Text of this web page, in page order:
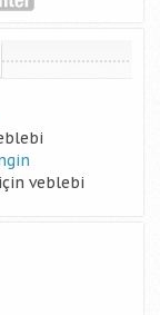
için veblebi